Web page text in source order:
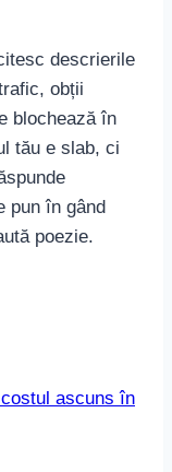
descrierile
obții
blochează în
tău e slab, ci
pun în gând
poezie.